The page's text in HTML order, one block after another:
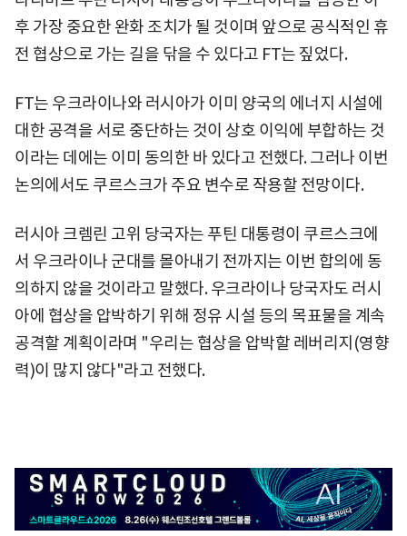
후 가장 중요한 완화 조치가 될 것이며 앞으로 공식적인 휴
전 협상으로 가는 길을 닦을 수 있다고 FT는 짚었다.
FT는 우크라이나와 러시아가 이미 양국의 에너지 시설에
대한 공격을 서로 중단하는 것이 상호 이익에 부합하는 것
이라는 데에는 이미 동의한 바 있다고 전했다. 그러나 이번
논의에서도 쿠르스크가 주요 변수로 작용할 전망이다.
러시아 크렘린 고위 당국자는 푸틴 대통령이 쿠르스크에
서 우크라이나 군대를 몰아내기 전까지는 이번 합의에 동
의하지 않을 것이라고 말했다. 우크라이나 당국자도 러시
아에 협상을 압박하기 위해 정유 시설 등의 목표물을 계속
공격할 계획이라며 "우리는 협상을 압박할 레버리지(영향
력)이 많지 않다"라고 전했다.